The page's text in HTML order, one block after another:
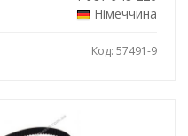
Німеччина
Код: 57491-9